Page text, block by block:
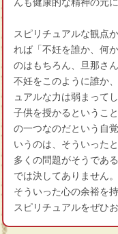
スピリチュアルな観点
れば「不妊を誰か、何
のはもちろん、旦那さ
不妊をこのように誰か
ュアルな力は弱まって
子供を授かるというこ
の一つなのだという自
いうのは、そういった
多くの問題がそうであ
では決してありません
そういった心の余裕を
スピリチュアルをぜひ